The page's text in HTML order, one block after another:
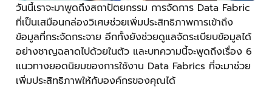
วันนี้เราจะมาพูดถึงสถาปัตยกรรม การจัดการ Data Fabric
ที่เป็นเสมือนกล่องวิเศษช่วยเพิ่มประสิทธิภาพการเข้าถึง
ข้อมูลที่กระจัดกระจาย อีกทั้งยังช่วยดูแลจัดระเบียบข้อมูลได้
อย่างชาญฉลาดไปด้วยในตัว และบทความนี้จะพูดถึงเรื่อง 6
แนวทางยอดนิยมของการใช้งาน Data Fabrics ที่จะมาช่วย
เพิ่มประสิทธิภาพให้กับองค์กรของคุณได้